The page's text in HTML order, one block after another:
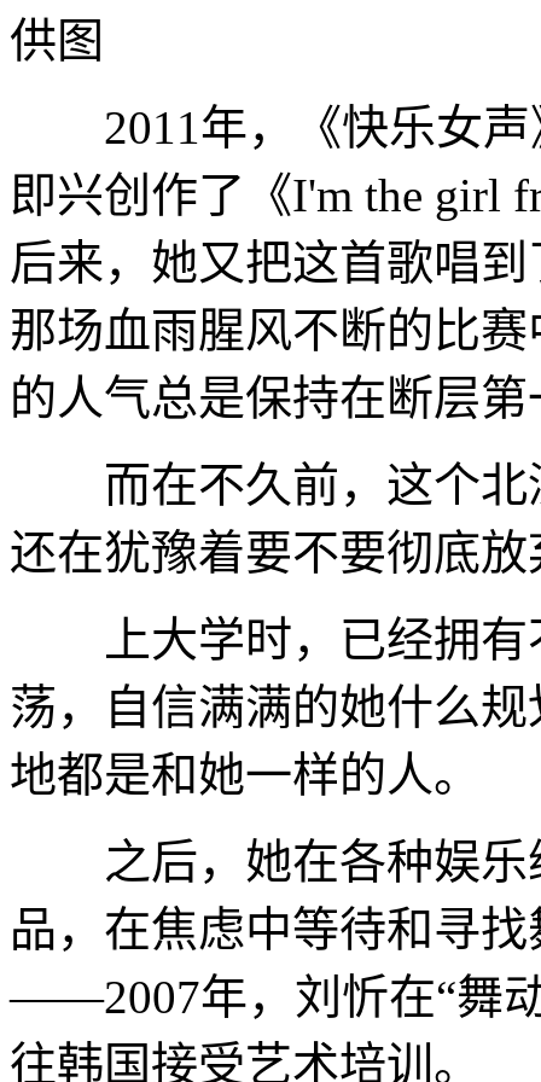
供图
2011年，《快乐女声
即兴创作了《I'm the girl
后来，她又把这首歌唱
那场血雨腥风不断的比
的人气总是保持在断层第
而在不久前，这个北
还在犹豫着要不要彻底
上大学时，已经拥有
荡，自信满满的她什么
地都是和她一样的人。
之后，她在各种娱乐
品，在焦虑中等待和寻
——2007年，刘忻在“舞
往韩国接受艺术培训。